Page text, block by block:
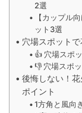
2選
【カップル
ット3選
穴場スポット
👍 穴場スポ
👎 穴場スポ
後悔しない！
ポイント
1方角と風向